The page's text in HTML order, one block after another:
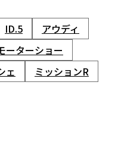
ID.5
アウディ
ーターショー
ェ
ミッションR